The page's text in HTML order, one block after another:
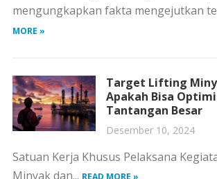
mengungkapkan fakta mengejutkan
MORE »
Target Lifting
Apakah Bisa
Tantangan Besar
Desember 10, 2024
Satuan Kerja Khusus Pelaksana
Minyak dan... READ MORE »